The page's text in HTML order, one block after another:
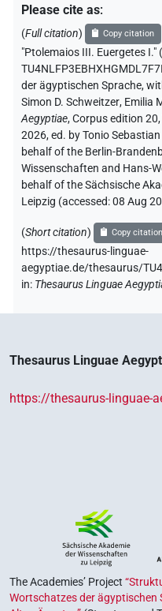
Please cite as:
(Full citation) Copy citation
"Ptolemaios III. Euergetes I."
der ägyptischen Sprache,
Simon D. Schweitzer, Emilia
Aegyptiae,Corpus edition
2026, ed. by Tonio
behalf of the Berlin-
Wissenschaften and Hans-
behalf of the Sächsische
Leipzig (accessed:08 Aug
(Short citation) Copy citation
https://thesaurus-linguae-
aegyptiae.de/thesaurus/
in: Thesaurus Linguae
Thesaurus Linguae
https://thesaurus-linguae-
The Academies’ Project
Wortschatzes der ägyptischen